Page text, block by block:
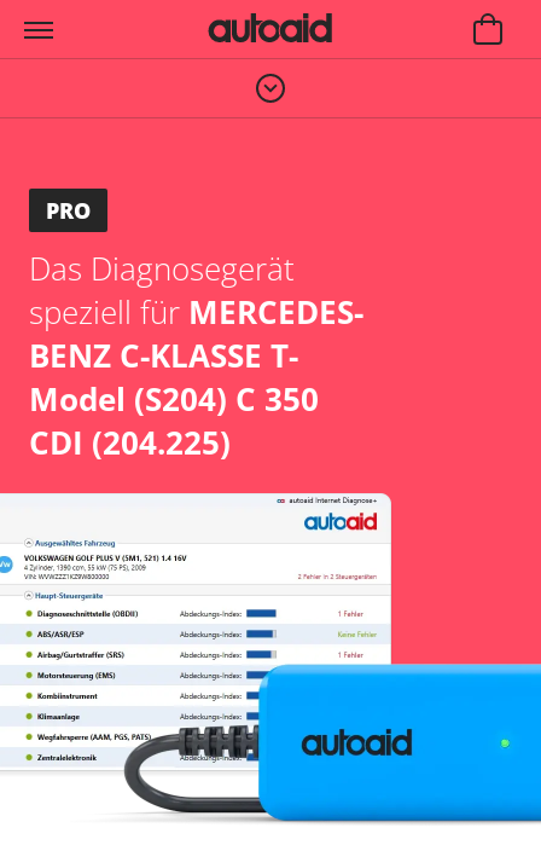
PRO
Das Diagnosegerät
speziell für MERCEDES-
BENZ C-KLASSE T-
Model (S204) C 350
CDI (204.225)